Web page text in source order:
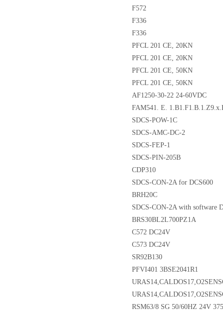
F572
F336
F336
PFCL 201 CE, 20KN
PFCL 201 CE, 20KN
PFCL 201 CE, 50KN
PFCL 201 CE, 50KN
AF1250-30-22 24-60VDC
FAM541. E.
SDCS-POW-1C
SDCS-AMC-DC-2
SDCS-FEP-1
SDCS-PIN-205B
CDP310
SDCS-CON-2A for DCS600
BRH20C
SDCS-CON-2A with software
BRS30BL2L700PZ1A
C572 DC24V
C573 DC24V
SR92B130
PFVI401 3BSE2041R1
RSM63/8 SG 50/60HZ 24V